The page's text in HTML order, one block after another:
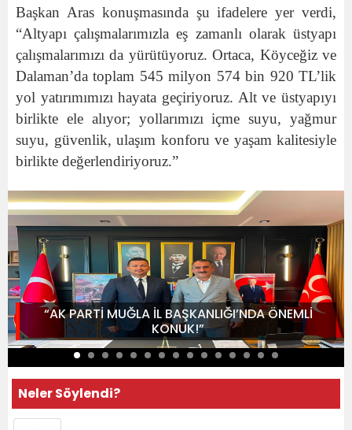
Başkan Aras konuşmasında şu ifadelere yer verdi,
“Altyapı çalışmalarımızla eş zamanlı olarak üstyapı
çalışmalarımızı da yürütüyoruz. Ortaca, Köyceğiz ve
Dalaman’da toplam 545 milyon 574 bin 920 TL’lik
yol yatırımımızı hayata geçiriyoruz. Alt ve üstyapıyı
birlikte ele alıyor; yollarımızı içme suyu, yağmur
suyu, güvenlik, ulaşım konforu ve yaşam kalitesiyle
birlikte değerlendiriyoruz.”
“AK PARTİ MUĞLA İL BAŞKANLIĞI’NDA ÖNEMLİ
KONUK!”
Neler Söylendi?